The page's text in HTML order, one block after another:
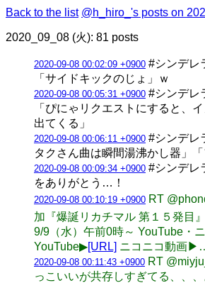
Back to the list @h_hiro_'s posts on
2020_09_08 (火): 81 posts
2020-09-08 00:02:09 +0900 #シンデレ
「サイドキックのじょ」ｗ
2020-09-08 00:05:31 +0900 #シンデレ
「ぴにゃリクエストにすると、
出てくる」
2020-09-08 00:06:11 +0900 #シンデレ
タクさん曲は瞬間湯沸かし器」「
2020-09-08 00:09:34 +0900 #シンデレ
をありがとう…！
2020-09-08 00:10:19 +0900 RT
加『爆誕リカチマル 第１５発目
9/9（水）午前0時～ YouTube・
YouTube▶[URL] ニコニコ動画
2020-09-08 00:11:43 +0900 RT
っこいいが共存しすぎてる、、、